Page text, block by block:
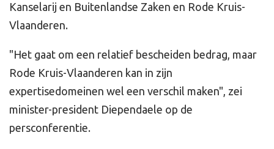
Kanselarij en Buitenlandse Zaken en Rode Kruis-
Vlaanderen.
"Het gaat om een relatief bescheiden bedrag, maar
Rode Kruis-Vlaanderen kan in zijn
expertisedomeinen wel een verschil maken", zei
minister-president Diependaele op de
persconferentie.